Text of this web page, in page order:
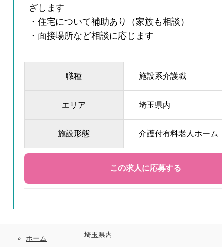
ざします
・住宅について補助あり（家族も相談）
・面接場所など相談に応じます
職種 施設系介護職
エリア 埼玉県内
施設形態 介護付有料老人ホーム
ホーム
埼玉県内